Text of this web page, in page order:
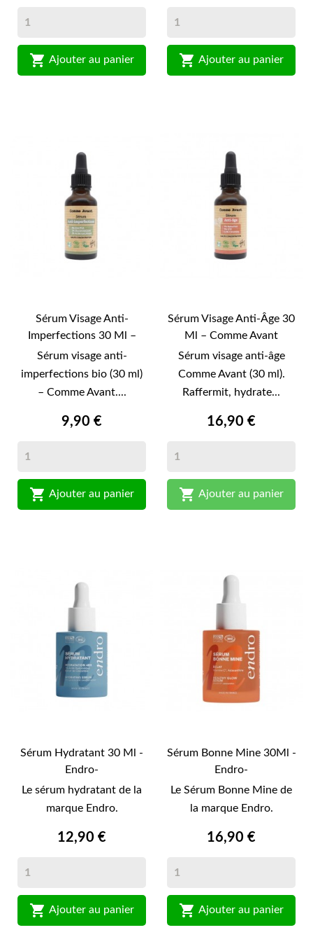
 Ajouter au panier  Ajouter au panier
Sérum Visage Anti-
Imperfections 30 Ml –
Comme Avant
Sérum visage anti-
imperfections bio (30 ml)
– Comme Avant....
9,90 €
 Ajouter au panier
Sérum Visage Anti-Âge 30
Ml – Comme Avant
Sérum visage anti-âge
Comme Avant (30 ml).
Raffermit, hydrate...
16,90 €
 Ajouter au panier
Sérum Hydratant 30 Ml -
Endro-
Le sérum hydratant de la
marque Endro.
12,90 €
 Ajouter au panier
Sérum Bonne Mine 30Ml -
Endro-
Le Sérum Bonne Mine de
la marque Endro.
16,90 €
 Ajouter au panier